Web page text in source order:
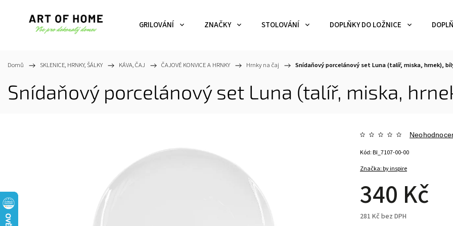
GRILOVÁNÍ ZNAČKY STOLOVÁNÍ DOPLŇKY DO LOŽNICE
Domů / SKLENICE, HRNKY, ŠÁLKY / KÁVA, ČAJ / ČAJOVÉ KONVICE A HRNKY / Hrnky na čaj / Snídaňový porcelánový set Luna (talíř, miska, hrnek),
Snídaňový porcelánový set Luna (talíř, miska,
Značka:by inspire
340 Kč
281 Kč bez DPH
Kód:BI_7107-00-00